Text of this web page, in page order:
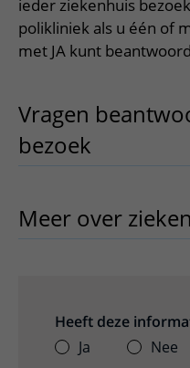
Onderzoeken en diagnostiek
Het Wilhelmina
Bloedprikken
Wachttijden
Wijzigen patiëntgegevens
Mijn UMC Utrecht
Faciliteiten en
Bezoekregels
Route naar het ziekenhuis
Parkeren
Contact met polikliniek
Contact met
Teleconsult aanvragen
Diagnostiek aanvragen
Over UMC Utrecht
Onderwijs
Werken bij het UMC
ieder ziekenhuis
polikliniek als u één of
met JA kunt
Vragen
bezoek
Meer over
Heeft deze
Ja
Nee